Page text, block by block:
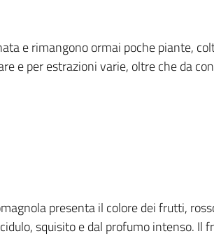
e rimangono ormai poche piante,
e per estrazioni varie, oltre che da
presenta il colore dei frutti,
squisito e dal profumo intenso.